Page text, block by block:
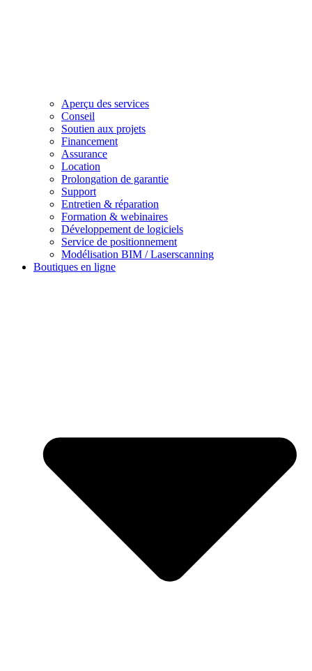
Aperçu des services
Conseil
Soutien aux projets
Financement
Assurance
Location
Prolongation de garantie
Support
Entretien & réparation
Formation & webinaires
Développement de logiciels
Service de positionnement
Modélisation BIM / Laserscanning
Boutiques en ligne